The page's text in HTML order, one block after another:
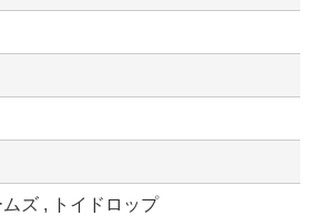
ズ , トイドロップ